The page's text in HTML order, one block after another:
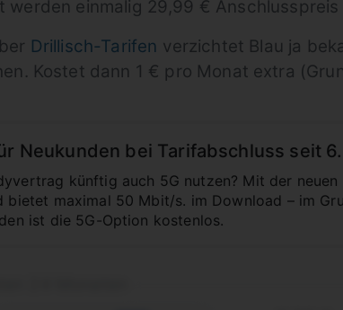
werden einmalig 29,99 € Anschlusspreis
Drillisch-Tarifen verzichtet Blau ja
Kostet dann 1 € pro Monat extra
Neukunden bei Tarifabschluss seit
künftig auch 5G nutzen? Mit der
maximal 50 Mbit/s. im Download – im
ist die 5G-Option kostenlos.